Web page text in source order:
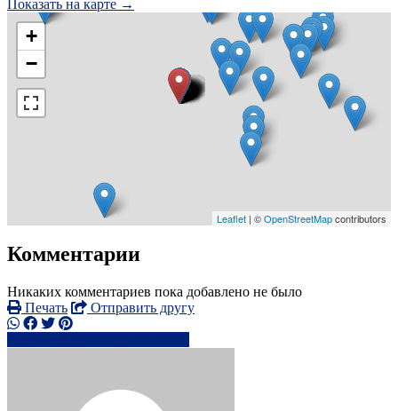
Показать на карте →
+
−
Leaflet | ©OpenStreetMapcontributors
Комментарии
Никаких комментариев пока добавлено не было
Печать
Отправить другу